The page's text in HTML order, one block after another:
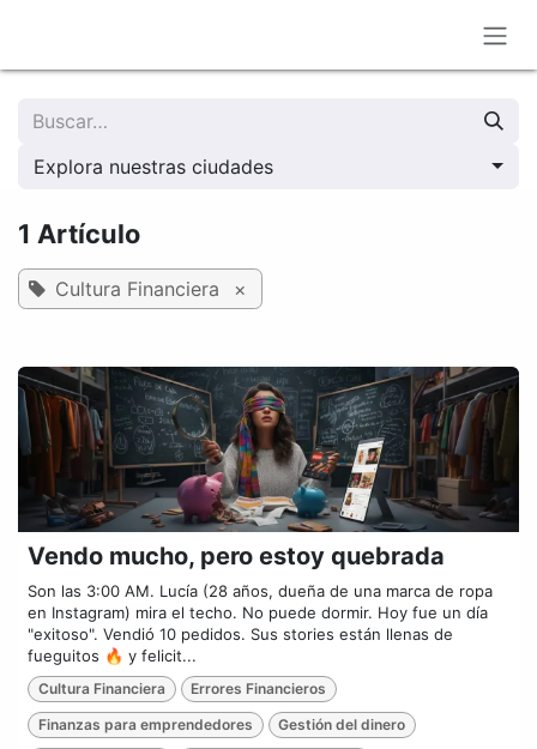
Explora nuestras ciudades
1 Artículo
Cultura Financiera ×
Vendo mucho, pero estoy quebrada
Son las 3:00 AM. Lucía (28 años, dueña de una marca de ropa
en Instagram) mira el techo. No puede dormir. Hoy fue un día
"exitoso". Vendió 10 pedidos. Sus stories están llenas de
fueguitos 🔥 y felicit...
Cultura Financiera Errores Financieros
Finanzas para emprendedores Gestión del dinero